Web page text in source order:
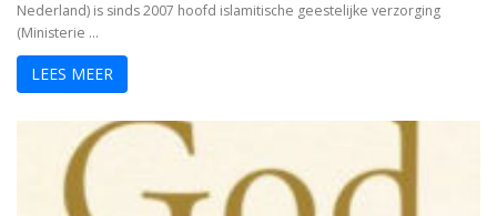
Het onteigende brein
Dingen die verborgen waren
Nederland) is sinds 2007 hoofd islamitische geestelijke verzorging
(Ministerie …
LEES MEER